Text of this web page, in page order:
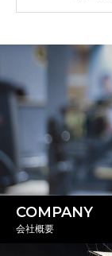
COMPANY
会社概要